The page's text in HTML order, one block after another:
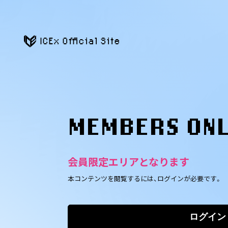
ICEx Official Site
MEMBERS
会員限定エリアとなります
本コンテンツを閲覧するには、ログインが必要です。
ログイン